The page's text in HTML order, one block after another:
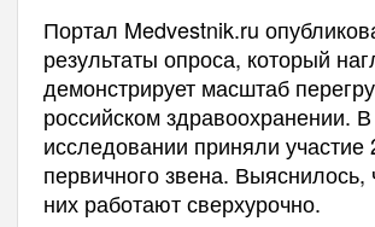
Портал Medvestnik.ru
результаты опроса, который
демонстрирует масштаб
российском здравоохранении. В
исследовании приняли участие
первичного звена. Выяснилось,
них работают сверхурочно.